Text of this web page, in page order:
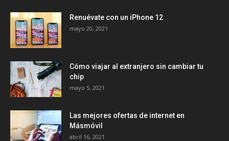
Renuévate con un iPhone 12
mayo 20, 2021
Cómo viajar al extranjero sin cambiar tu
chip
mayo 5, 2021
Las mejores ofertas de internet en
Másmóvil
abril 16, 2021